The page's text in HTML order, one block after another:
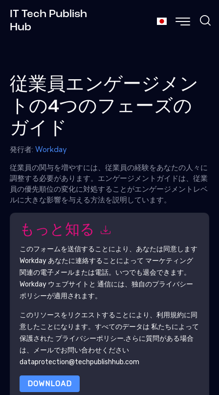
IT Tech Publish
Hub
従業員エンゲージメン
トの4つのフェーズの
ガイド
発行者: Workday
従業員の関与を増やすには、従業員の経験をあなたの人々に
調整する必要があります。エンゲージメントガイドは、従業
員の優先順位の変化に対処することがエンゲージメントレベ
ルに大きな影響を与える方法を説明しています。
もっと知る
このフォームを送信することにより、あなたは同意します
Workdayあなたに連絡することによって マーケティング
関連の電子メールまたは電話。いつでも退会できます。
Workdayウェブサイトと 通信には、独自のプライバシー
ポリシーが適用されます。
このリソースをリクエストすることにより、利用規約に同
意したことになります。すべてのデータは 私たちによって
保護された プライバシーポリシー.さらに質問がある場合
は、メールでお問い合わせください
dataprotection@techpublishhub.com
DOWNLOAD